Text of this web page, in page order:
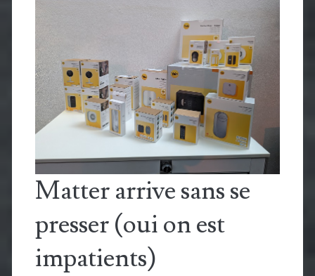
Matter arrive sans se
presser (oui on est
impatients)